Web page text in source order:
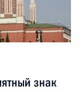
знак